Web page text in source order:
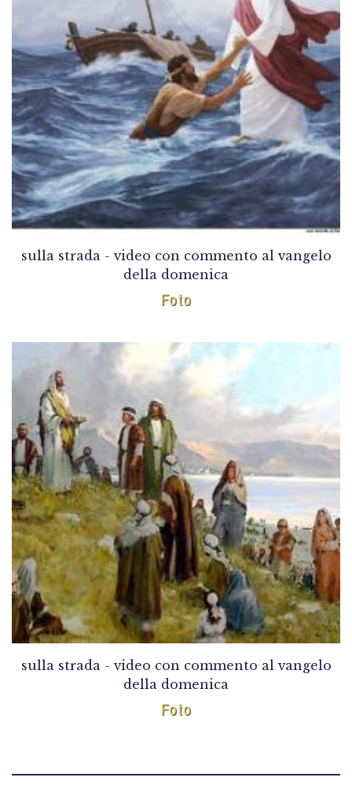
sulla strada - video con commento al vangelo
della domenica
Foto
sulla strada - video con commento al vangelo
della domenica
Foto